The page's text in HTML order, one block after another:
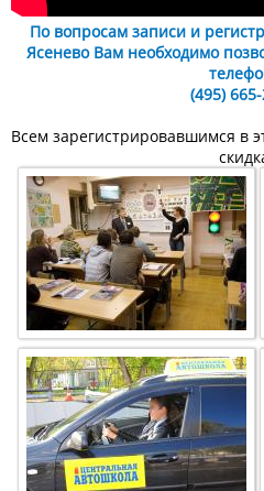
По вопросам записи и
Ясенево Вам необходимо
(495)
Всем зарегистрировавшимся в